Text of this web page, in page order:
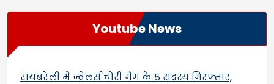
Youtube News
रायबरेली में ज्वेलर्स चोरी गैंग के 5 सदस्य गिरफ्तार,